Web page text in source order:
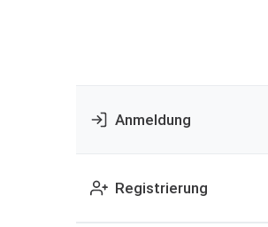
Anmeldung
Registrierung